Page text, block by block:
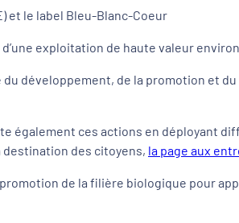
et le label Bleu-Blanc-Coeur
d’une exploitation de haute valeur
du développement, de la promotion et
également ces actions en déployant
destination des citoyens, la page aux
de la filière biologique pour